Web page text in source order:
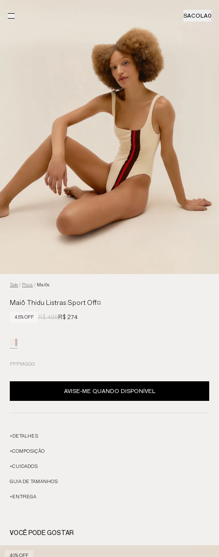
SACOLA0
Sale / Praia / Maiôs
Maiô Thidu Listras Sport Off
45% OFF R$ 498R$ 274
PPPMGGG
AVISE-ME QUANDO DISPONÍVEL
+DETALHES
+COMPOSIÇÃO
+CUIDADOS
GUIA DE TAMANHOS
+ENTREGA
VOCÊ PODE GOSTAR
40% OFF